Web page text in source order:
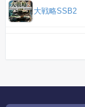
大戦略SSB2